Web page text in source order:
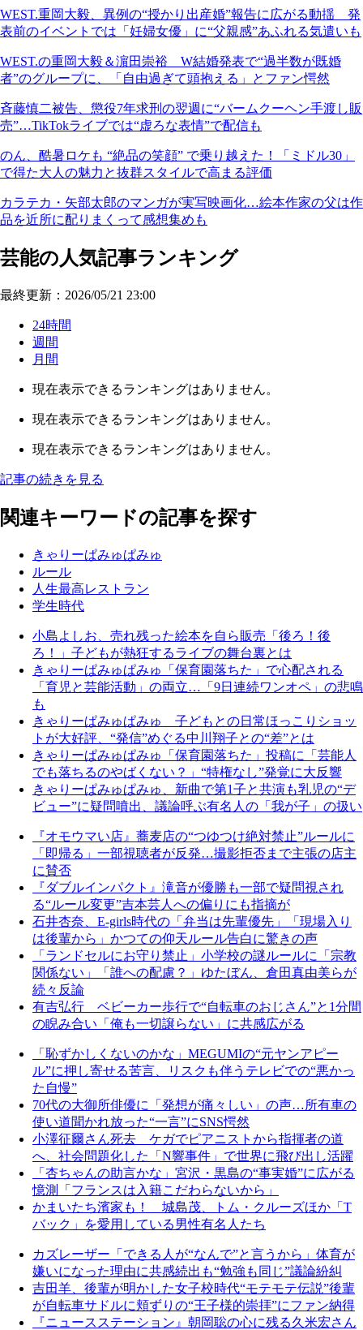
WEST.重岡大毅、異例の“授かり出産婚”報告に広がる動揺 発
表前のイベントでは「妊婦女優」に“父親感”あふれる気遣いも
WEST.の重岡大毅＆濵田崇裕 W結婚発表で“過半数が既婚
者”のグループに、「自由過ぎて頭抱える」とファン愕然
斉藤慎二被告、懲役7年求刑の翌週に“バームクーヘン手渡し販
売”…TikTokライブでは“虚ろな表情”で配信も
のん、酷暑ロケも “絶品の笑顔” で乗り越えた！「ミドル30」
で得た大人の魅力と抜群スタイルで高まる評価
カラテカ・矢部太郎のマンガが実写映画化…絵本作家の父は作
品を近所に配りまくって感想集めも
芸能の人気記事ランキング
最終更新：2026/05/21 23:00
24時間
週間
月間
現在表示できるランキングはありません。
現在表示できるランキングはありません。
現在表示できるランキングはありません。
記事の続きを見る
関連キーワードの記事を探す
きゃりーぱみゅぱみゅ
ルール
人生最高レストラン
学生時代
小島よしお、売れ残った絵本を自ら販売「後ろ！後
ろ！」子どもが熱狂するライブの舞台裏とは
きゃりーぱみゅぱみゅ「保育園落ちた」で心配される
「育児と芸能活動」の両立…「9日連続ワンオペ」の悲鳴
も
きゃりーぱみゅぱみゅ 子どもとの日常ほっこりショッ
トが大好評、“発信”めぐる中川翔子との“差”とは
きゃりーぱみゅぱみゅ「保育園落ちた」投稿に「芸能人
でも落ちるのやばくない？」“特権なし”発覚に大反響
きゃりーぱみゅぱみゅ、新曲で第1子と共演も乳児の“デ
ビュー”に疑問噴出、議論呼ぶ有名人の「我が子」の扱い
『オモウマい店』蕎麦店の“つゆつけ絶対禁止”ルールに
「即帰る」一部視聴者が反発…撮影拒否まで主張の店主
に賛否
『ダブルインパクト』滝音が優勝も一部で疑問視され
る“ルール変更”吉本芸人への偏りにも指摘が
石井杏奈、E-girls時代の「弁当は先輩優先」「現場入り
は後輩から」かつての仰天ルール告白に驚きの声
「ランドセルにお守り禁止」小学校の謎ルールに「宗教
関係ない」「誰への配慮？」ゆたぼん、倉田真由美らが
続々反論
有吉弘行 ベビーカー歩行で“自転車のおじさん”と1分間
の睨み合い「俺も一切譲らない」に共感広がる
「恥ずかしくないのかな」MEGUMIの“元ヤンアピー
ル”に押し寄せる苦言、リスクも伴うテレビでの“悪かっ
た自慢”
70代の大御所俳優に「発想が痛々しい」の声…所有車の
使い道聞かれ放った“一言”にSNS愕然
小澤征爾さん死去 ケガでピアニストから指揮者の道
へ、社会問題化した「N響事件」で世界に飛び出し活躍
「杏ちゃんの助言かな」宮沢・黒島の“事実婚”に広がる
憶測「フランスは入籍こだわらないから」
かまいたち濱家も！ 城島茂、トム・クルーズほか「T
バック」を愛用している男性有名人たち
カズレーザー「できる人が“なんで”と言うから」体育が
嫌いになった理由に共感続出も“勉強も同じ”議論紛糾
吉田羊、後輩が明かした女子校時代“モテモテ伝説”後輩
が自転車サドルに頬ずりの“王子様的崇拝”にファン納得
『ニュースステーション』朝岡聡の心に残る久米宏さん